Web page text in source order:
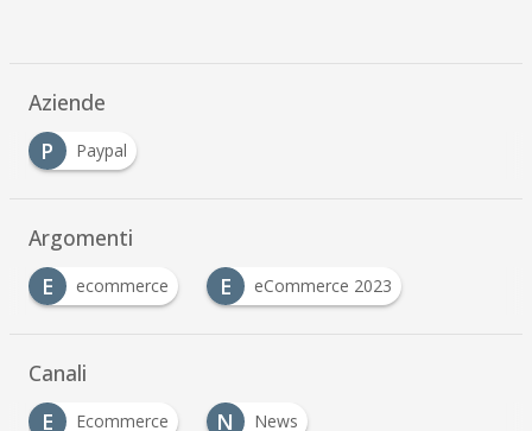
Aziende
P
Paypal
Argomenti
E
ecommerce E eCommerce 2023
Canali
E
Ecommerce N News